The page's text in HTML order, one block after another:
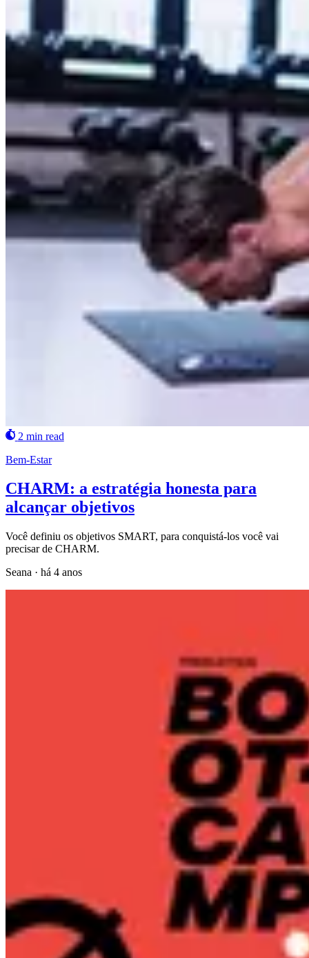
2 min read
Bem-Estar
CHARM: a estratégia honesta para
alcançar objetivos
Você definiu os objetivos SMART, para conquistá-los você vai
precisar de CHARM.
Seana · há 4 anos